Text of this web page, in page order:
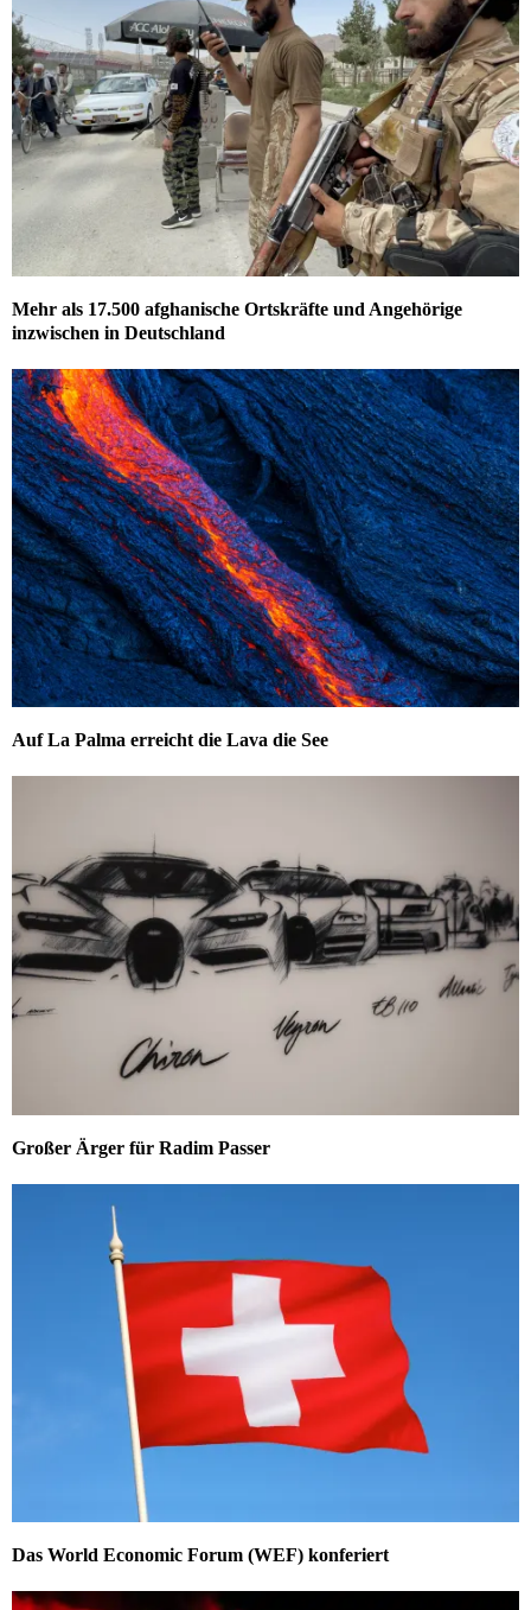
Mehr als 17.500 afghanische Ortskräfte und Angehörige
inzwischen in Deutschland
Auf La Palma erreicht die Lava die See
Großer Ärger für Radim Passer
Das World Economic Forum (WEF) konferiert